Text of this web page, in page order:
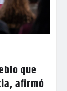
que
afirmó